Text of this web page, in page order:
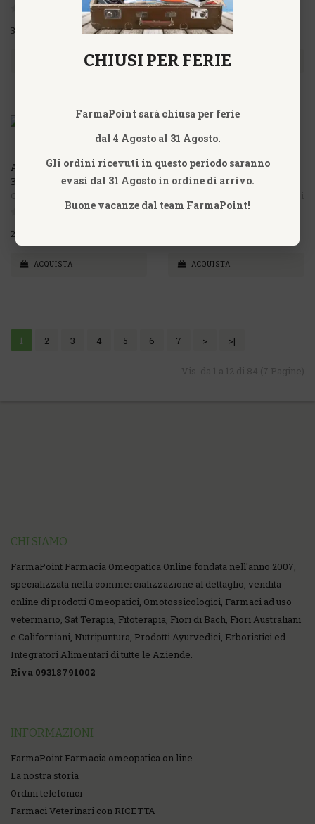
30,70€ 24,70€
ACQUISTA
AURUM METALLICUM 6LM-
30LM CURE
26,70€
ACQUISTA
AURUM METALLICUM 7LM-
9LM CURE POTENZ.
ACQUISTA
1 2 3 4 5 6 7 > >|
CHI SIAMO
FarmaPoint Farmacia Omeopatica Online fondata nell'anno 2007,
specializzata nella commercializzazione al dettaglio, vendita
online di prodotti Omeopatici, Omotossicologici, Farmaci ad uso
veterinario, Sat Terapia, Fitoterapia, Fiori di Bach, Fiori Australiani
e Californiani, Nutripuntura, Prodotti Ayurvedici, Erboristici ed
Integratori Alimentari di tutte le Aziende.
P.iva 09318791002
INFORMAZIONI
FarmaPoint Farmacia omeopatica on line
La nostra storia
Ordini telefonici
Farmaci Veterinari con RICETTA
CHIUSI PER FERIE
FarmaPoint sarà chiusa per ferie
dal 4 Agosto al 31 Agosto.
Gli ordini ricevuti in questo periodo saranno
evasi dal 31 Agosto in ordine di arrivo.
Buone vacanze dal team FarmaPoint!